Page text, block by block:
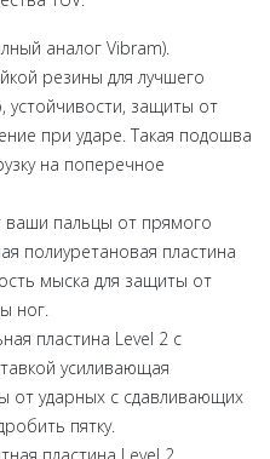
аналог Vibram).
резины для лучшего
устойчивости, защиты от
при ударе. Такая подошва
на поперечное
ваши пальцы от прямого
полиуретановая пластина
мыска для защиты от
ног.
пластина Level 2 с
усиливающая
от ударных с сдавливающих
пятку.